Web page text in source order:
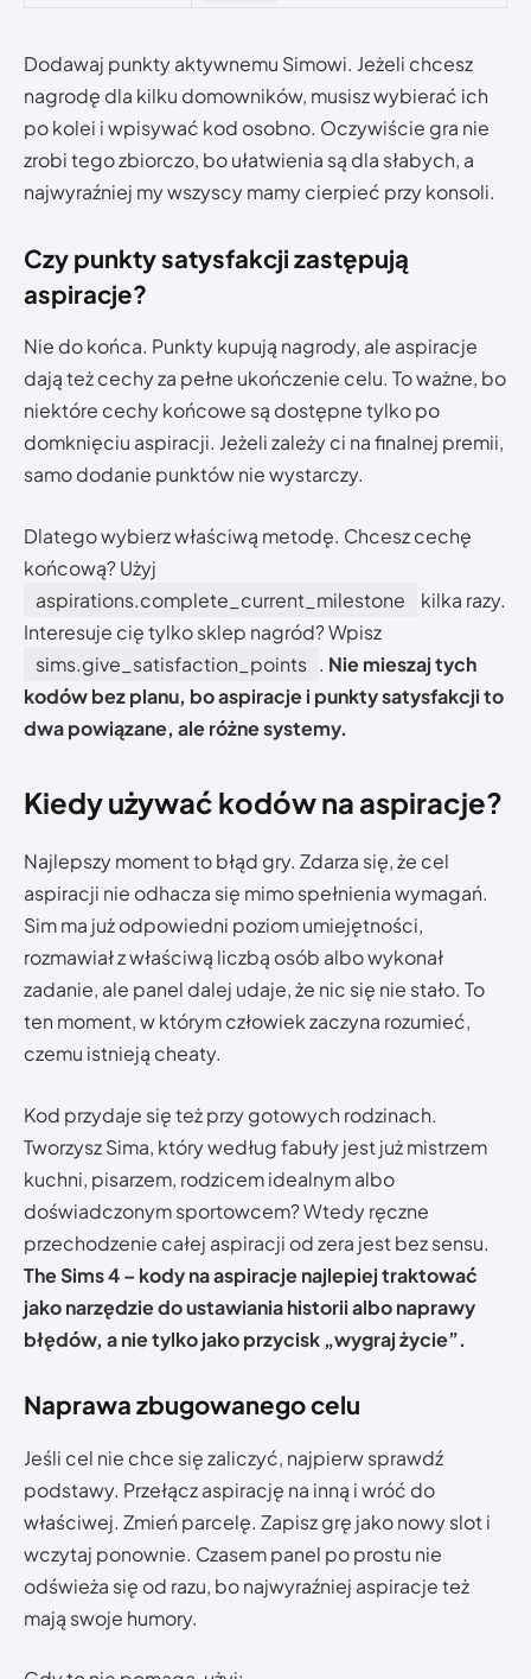
Dodawaj punkty aktywnemu Simowi. Jeżeli chcesz
nagrodę dla kilku domowników, musisz wybierać ich
po kolei i wpisywać kod osobno. Oczywiście gra nie
zrobi tego zbiorczo, bo ułatwienia są dla słabych, a
najwyraźniej my wszyscy mamy cierpieć przy konsoli.
Czy punkty satysfakcji zastępują
aspiracje?
Nie do końca. Punkty kupują nagrody, ale aspiracje
dają też cechy za pełne ukończenie celu. To ważne, bo
niektóre cechy końcowe są dostępne tylko po
domknięciu aspiracji. Jeżeli zależy ci na finalnej premii,
samo dodanie punktów nie wystarczy.
Dlatego wybierz właściwą metodę. Chcesz cechę
końcową? Użyj
aspirations.complete_current_milestone
kilka razy.
Interesuje cię tylko sklep nagród? Wpisz
sims.give_satisfaction_points . Nie mieszaj tych
kodów bez planu, bo aspiracje i punkty satysfakcji to
dwa powiązane, ale różne systemy.
Kiedy używać kodów na aspiracje?
Najlepszy moment to błąd gry. Zdarza się, że cel
aspiracji nie odhacza się mimo spełnienia wymagań.
Sim ma już odpowiedni poziom umiejętności,
rozmawiał z właściwą liczbą osób albo wykonał
zadanie, ale panel dalej udaje, że nic się nie stało. To
ten moment, w którym człowiek zaczyna rozumieć,
czemu istnieją cheaty.
Kod przydaje się też przy gotowych rodzinach.
Tworzysz Sima, który według fabuły jest już mistrzem
kuchni, pisarzem, rodzicem idealnym albo
doświadczonym sportowcem? Wtedy ręczne
przechodzenie całej aspiracji od zera jest bez sensu.
The Sims 4 – kody na aspiracje najlepiej traktować
jako narzędzie do ustawiania historii albo naprawy
błędów, a nie tylko jako przycisk „wygraj życie”.
Naprawa zbugowanego celu
Jeśli cel nie chce się zaliczyć, najpierw sprawdź
podstawy. Przełącz aspirację na inną i wróć do
właściwej. Zmień parcelę. Zapisz grę jako nowy slot i
wczytaj ponownie. Czasem panel po prostu nie
odświeża się od razu, bo najwyraźniej aspiracje też
mają swoje humory.